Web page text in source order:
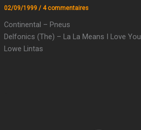
02/09/1999 / 4 commentaires
Continental – Pneus
Delfonics (The) – La La Means I Love You
Lowe Lintas